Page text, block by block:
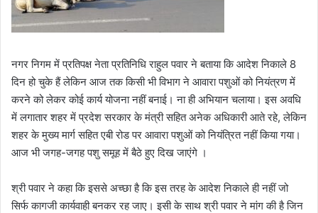
नगर निगम में प्रतिपक्ष नेता प्रतिनिधि राहुल पवार ने बताया कि आदेश निकाले 8
दिन हो चुके हैं लेकिन आज तक किसी भी विभाग ने आवारा पशुओं को नियंत्रण में
करने को लेकर कोई कार्य योजना नहीं बनाई। ना ही अभियान चलाया। इस अवधि
में लगातार शहर में प्रदेश सरकार के मंत्री सहित अनेक अधिकारी आते रहे, लेकिन
शहर के मुख्य मार्ग सहित एबी रोड पर आवारा पशुओं को नियंत्रित नहीं किया गया।
आज भी जगह-जगह पशु समूह में बैठे हुए दिख जाएंगे ।
श्री पवार ने कहा कि इससे अच्छा है कि इस तरह के आदेश निकाले ही नहीं जो
सिर्फ कागजी कार्यवाही बनकर रह जाए। इसी के साथ श्री पवार ने मांग की है जिन